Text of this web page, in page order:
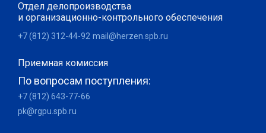
Отдел делопроизводства
и организационно-контрольного обеспечения
+7 (812) 312-44-92 mail@herzen.spb.ru
Приемная комиссия
По вопросам поступления:
+7 (812) 643-77-66
pk@rgpu.spb.ru